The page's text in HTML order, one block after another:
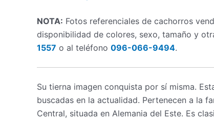
NOTA: Fotos referenciales de cachorros
disponibilidad de colores, sexo, tamaño y
1557 o al teléfono 096-066-9494.
Su tierna imagen conquista por sí misma.
buscadas en la actualidad. Pertenecen a la
Central, situada en Alemania del Este. Es